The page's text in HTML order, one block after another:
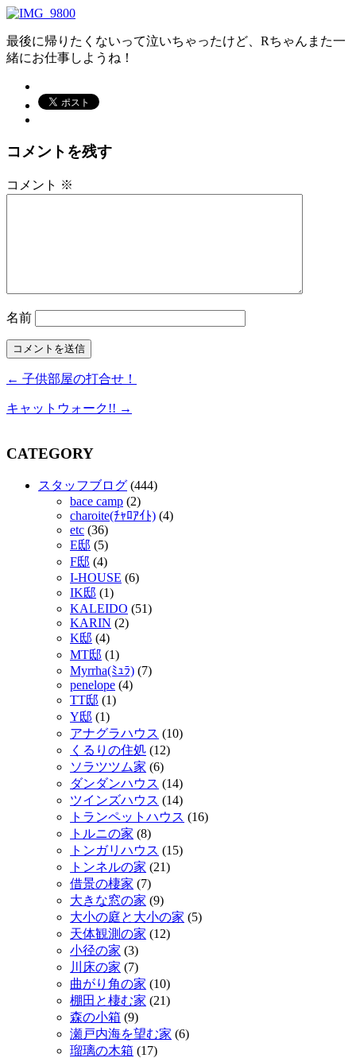
最後に帰りたくないって泣いちゃったけど、Rちゃんまた一
緒にお仕事しようね！
コメントを残す
コメント ※
名前
← 子供部屋の打合せ！
キャットウォーク!! →
CATEGORY
スタッフブログ (444)
bace camp (2)
charoite(ﾁｬﾛｱｲﾄ) (4)
etc (36)
E邸 (5)
F邸 (4)
I-HOUSE (6)
IK邸 (1)
KALEIDO (51)
KARIN (2)
K邸 (4)
MT邸 (1)
Myrrha(ﾐｭﾗ) (7)
penelope (4)
TT邸 (1)
Y邸 (1)
アナグラハウス (10)
くるりの住処 (12)
ソラツツム家 (6)
ダンダンハウス (14)
ツインズハウス (14)
トランペットハウス (16)
トルニの家 (8)
トンガリハウス (15)
トンネルの家 (21)
借景の棲家 (7)
大きな窓の家 (9)
大小の庭と大小の家 (5)
天体観測の家 (12)
小径の家 (3)
川床の家 (7)
曲がり角の家 (10)
棚田と棲む家 (21)
森の小箱 (9)
瀬戸内海を望む家 (6)
瑠璃の木箱 (17)